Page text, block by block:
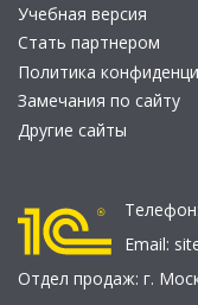
Учебная версия
Стать партнером
Политика
Замечания по сайту
Другие сайты
Телефон:
Email:
Отдел продаж: г.